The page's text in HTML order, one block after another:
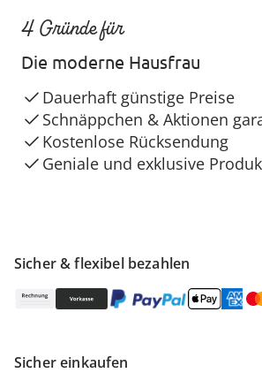
Sicher & flexibel bezahlen
Sicher einkaufen
4 Gründe für
Die moderne Hausfrau
Dauerhaft günstige Preise
Schnäppchen & Aktionen
Kostenlose Rücksendung
Geniale und exklusive